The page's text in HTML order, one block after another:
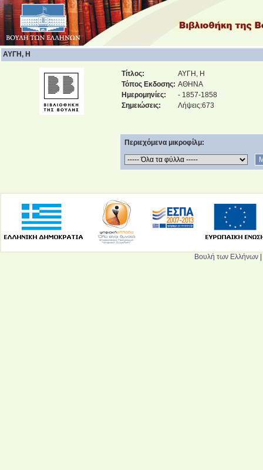
ΑΥΓΗ, Η
Τίτλος:
ΑΥΓΗ, Η
Τόπος Εκδοσης: ΑΘΗΝΑ
Ημερομηνίες:
- 1857-1858
Σημειώσεις:
Λήψεις:673
Περιεχόμενα μικροφίλμ:
Βουλή των Ελλήνων